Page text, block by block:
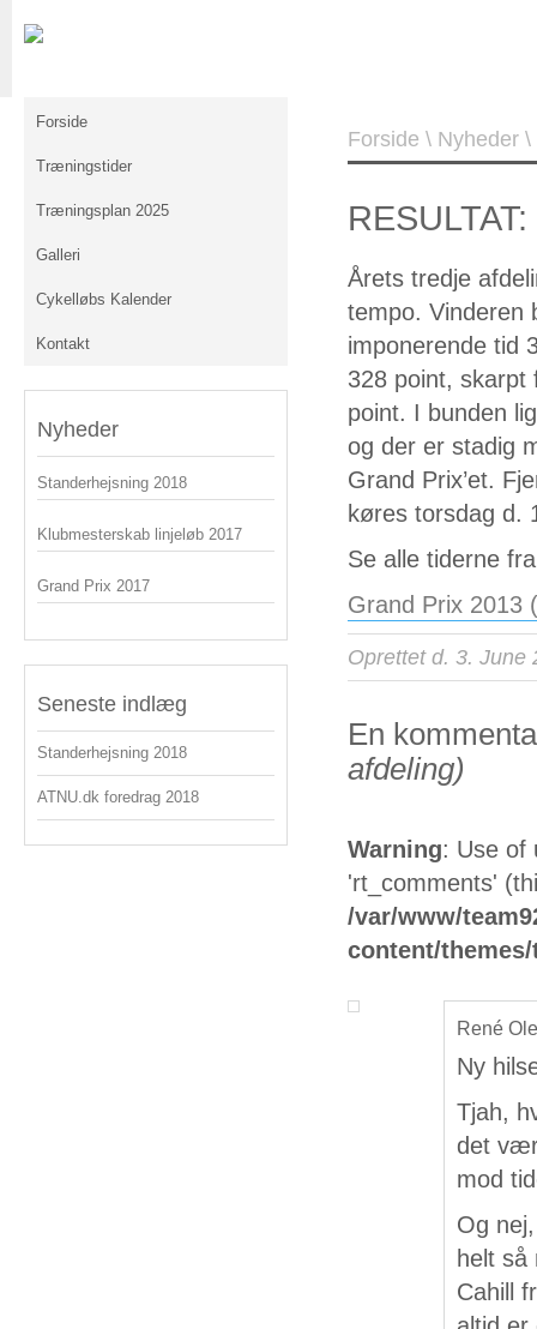
Forside
Træningstider
Træningsplan 2025
Galleri
Cykelløbs Kalender
Kontakt
Nyheder
Standerhejsning 2018
Klubmesterskab linjeløb 2017
Grand Prix 2017
Seneste indlæg
Standerhejsning 2018
ATNU.dk foredrag 2018
Forside \ Nyheder \
Årets tredje
tempo. Vinderen
imponerende tid
328 point, skarpt
point. I bunden
og der er stadig
Grand Prix’et.
køres torsdag d.
Se alle tiderne
Grand Prix 2013
Oprettet d. 3. June
En
afdeling)
Warning: Use of
'rt_comments'
/var/www/
content/
René
Ny
Tjah,
det
mod
Og
helt så
Cahill